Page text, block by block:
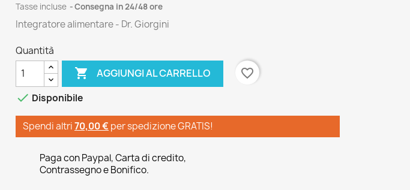
Tasse incluse Consegna in 24/48 ore
Integratore alimentare - Dr. Giorgini
Quantità
 AGGIUNGI AL CARRELLO
favorite_border
 Disponibile
Spendi altri70,00 € per spedizione GRATIS!
Paga con Paypal, Carta di credito,
Contrassegno e Bonifico.